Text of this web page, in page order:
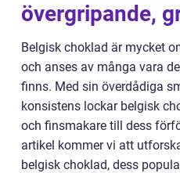
övergripande,
Belgisk choklad är mycket
och anses av många vara
finns. Med sin överdådiga
konsistens lockar belgisk
och finsmakare till dess
artikel kommer vi att
belgisk choklad, dess